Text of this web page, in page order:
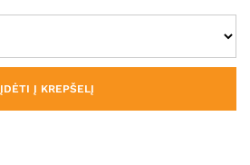
ĮDĖTI Į KREPŠELĮ